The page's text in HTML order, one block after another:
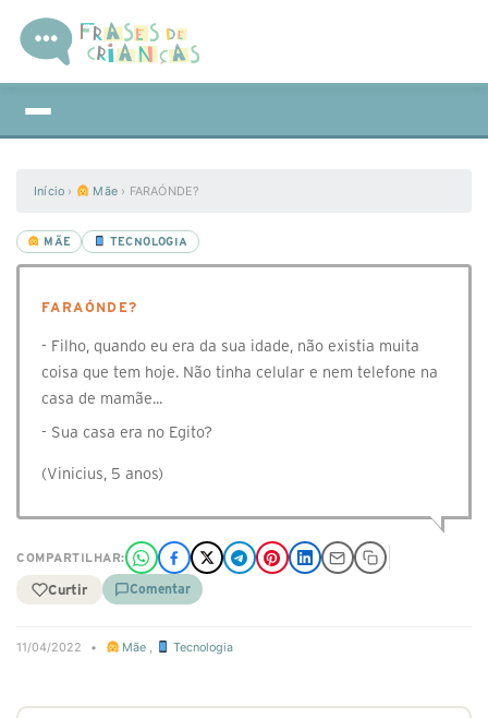
Início › Mãe › FARAÓNDE?
MÃE TECNOLOGIA
FARAÓNDE?
- Filho, quando eu era da sua idade, não existia muita
coisa que tem hoje. Não tinha celular e nem telefone na
casa de mamãe...
- Sua casa era no Egito?
(Vinicius, 5 anos)
COMPARTILHAR:
Curtir Comentar
11/04/2022 • Mãe , Tecnologia